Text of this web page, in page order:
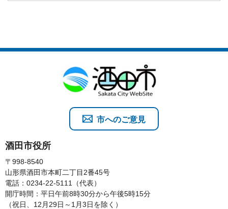
酒田市役所
〒998-8540
山形県酒田市本町二丁目2番45号
電話：0234-22-5111（代表）
開庁時間：平日午前8時30分から午後5時15分
（祝日、12月29日～1月3日を除く）
市へのご意見